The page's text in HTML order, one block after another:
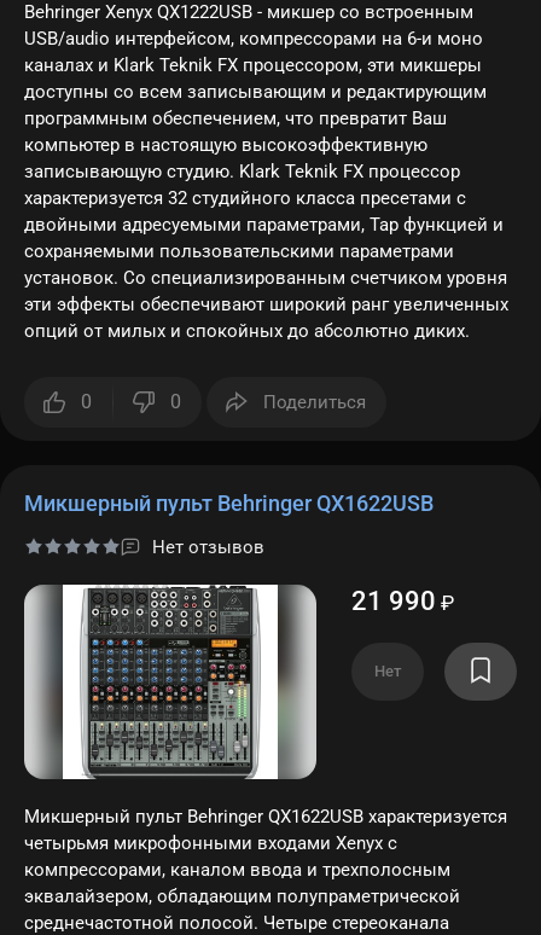
Behringer Xenyx QX1222USB - микшер со встроенным
USB/audio интерфейсом, компрессорами на 6-и моно
каналах и Klark Teknik FX процессором, эти микшеры
доступны со всем записывающим и редактирующим
программным обеспечением, что превратит Ваш
компьютер в настоящую высокоэффективную
записывающую студию. Klark Teknik FX процессор
характеризуется 32 студийного класса пресетами с
двойными адресуемыми параметрами, Тар функцией и
сохраняемыми пользовательскими параметрами
установок. Со специализированным счетчиком уровня
эти эффекты обеспечивают широкий ранг увеличенных
опций от милых и спокойных до абсолютно диких.
0 0 Поделиться
Микшерный пульт Behringer QX1622USB
Нет отзывов
21 990 ₽
Нет
Микшерный пульт Behringer QX1622USB характеризуется
четырьмя микрофонными входами Xenyx с
компрессорами, каналом ввода и трехполосным
эквалайзером, обладающим полупраметрической
среднечастотной полосой. Четыре стереоканала